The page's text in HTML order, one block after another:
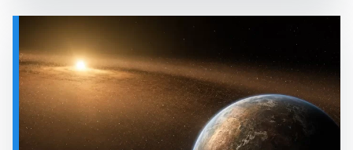
SVEMIR